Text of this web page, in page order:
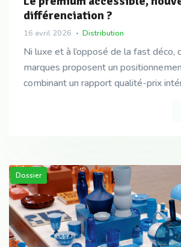
différenciation ?
16 avril 2026 Distribution
Ni luxe et à l’opposé de la fast déco,
marques proposent un
combinant un rapport qualité-prix
Dossier